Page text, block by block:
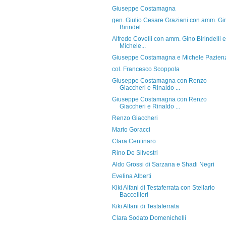
Giuseppe Costamagna
gen. Giulio Cesare Graziani con amm.
Birindel...
Alfredo Covelli con amm. Gino Birindelli e
Michele...
Giuseppe Costamagna e Michele
col. Francesco Scoppola
Giuseppe Costamagna con Renzo
Giaccheri e Rinaldo ...
Giuseppe Costamagna con Renzo
Giaccheri e Rinaldo ...
Renzo Giaccheri
Mario Goracci
Clara Centinaro
Rino De Silvestri
Aldo Grossi di Sarzana e Shadi Negri
Evelina Alberti
Kiki Alfani di Testaferrata con Stellario
Baccellieri
Kiki Alfani di Testaferrata
Clara Sodato Domenichelli